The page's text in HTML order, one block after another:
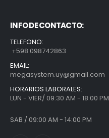
INFO DE CONTACTO:
TELEFONO:
+598 098742863
EMAIL:
megasystem.uy@gmail.com
HORARIOS LABORALES:
LUN - VIER/ 09:30 AM - 18:00 PM
SAB / 09:00 AM - 14:00 PM